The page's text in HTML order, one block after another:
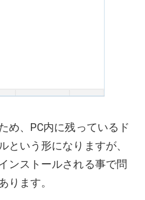
め、PC内に残っているド
という形になりますが、
ンストールされる事で問
ります。